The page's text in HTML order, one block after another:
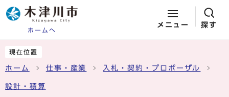
ホームへ
メニュー 探す
現在位置
ホーム 仕事・産業 入札・契約・プロポーザル
設計・積算